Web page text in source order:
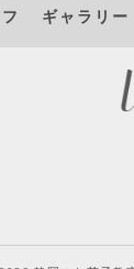
ギャラリー